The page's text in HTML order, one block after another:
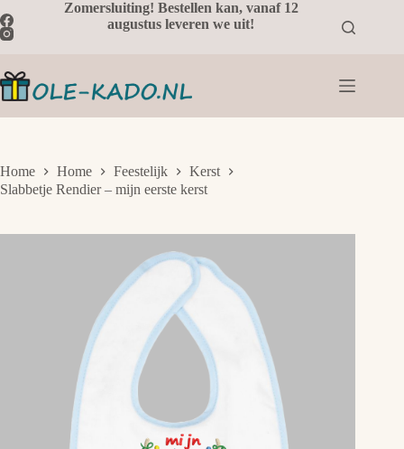
naar
de
Zomersluiting! Bestellen kan, vanaf 12
augustus leveren we uit!
Home Home Feestelijk
Kerst
Slabbetje Rendier – mijn eerste kerst